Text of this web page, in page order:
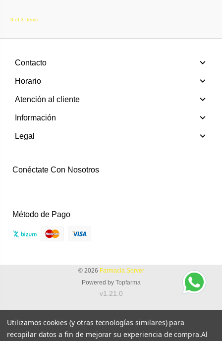
3 of 3 Items
Contacto
Horario
Atención al cliente
Información
Legal
Conéctate Con Nosotros
Método de Pago
© 2026 Farmacia Server
Powered by Topfarma
v1.21.0
Utilizamos cookies (y otras tecnologías similares) para
recopilar datos a fin de mejorar su experiencia de compra.Al